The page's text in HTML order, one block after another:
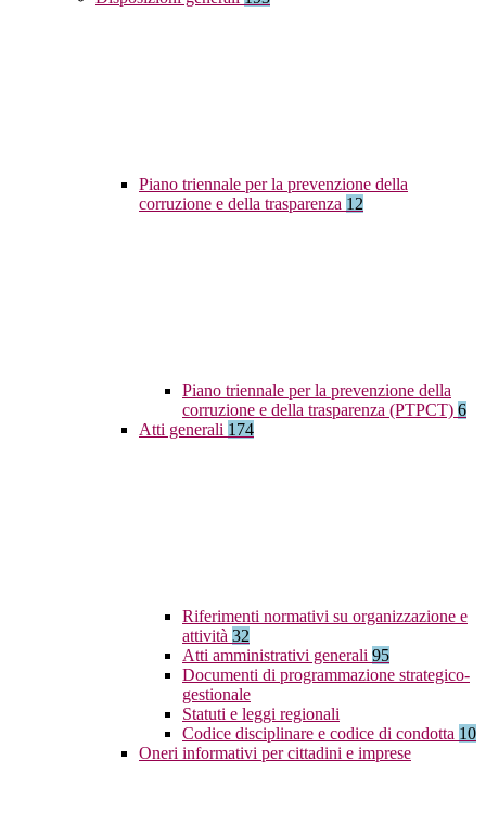
Piano triennale per la prevenzione della
corruzione e della trasparenza 12
Piano triennale per la prevenzione della
corruzione e della trasparenza (PTPCT) 6
Atti generali 174
Riferimenti normativi su organizzazione e
attività 32
Atti amministrativi generali 95
Documenti di programmazione strategico-
gestionale
Statuti e leggi regionali
Codice disciplinare e codice di condotta 10
Oneri informativi per cittadini e imprese